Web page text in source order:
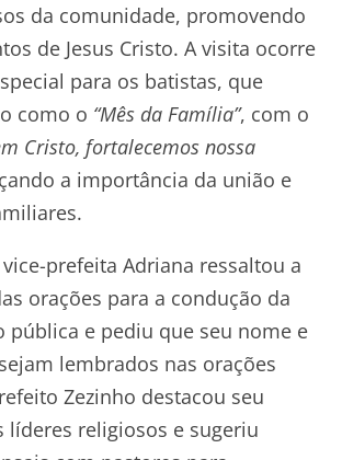
da comunidade, promovendo
de Jesus Cristo. A visita ocorre
para os batistas, que
como o “Mês da Família”, com o
Cristo, fortalecemos nossa
a importância da união e
prefeita Adriana ressaltou a
orações para a condução da
pública e pediu que seu nome e
lembrados nas orações
Zezinho destacou seu
líderes religiosos e sugeriu